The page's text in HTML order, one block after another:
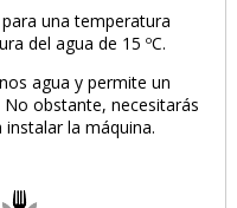
AL CARRITO
una temperatura
del agua de 15 ºC.
agua y permite un
obstante, necesitarás
la máquina.